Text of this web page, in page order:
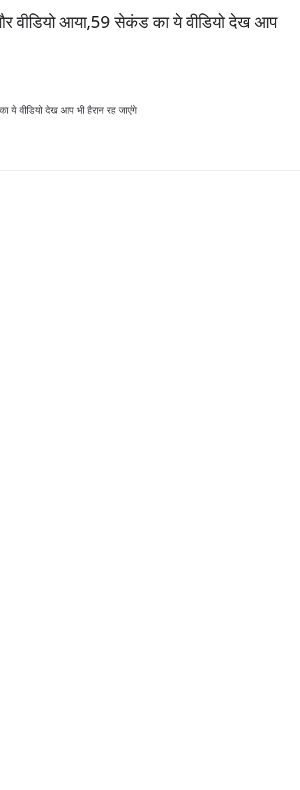
वीडियो आया,59 सेकंड का ये वीडियो देख आप
ये वीडियो देख आप भी हैरान रह जाएंगे